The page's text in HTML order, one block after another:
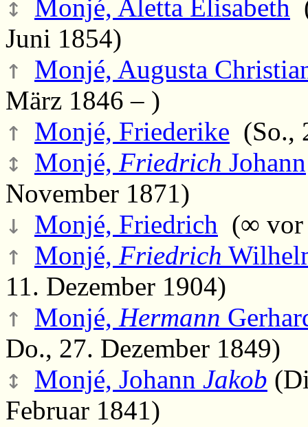
↕ Monjé, Aletta Elisabeth
Juni 1854)
↑ Monjé, Augusta
März 1846 – )
↑ Monjé, Friederike (So.,
↕ Monjé, Friedrich Johann
November 1871)
↓ Monjé, Friedrich (∞ vor
↑ Monjé, Friedrich
11. Dezember 1904)
↑ Monjé, Hermann
Do., 27. Dezember 1849)
↕ Monjé, Johann Jakob
Februar 1841)